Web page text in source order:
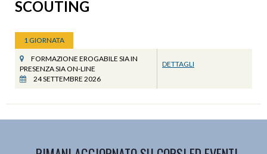
SCOUTING
1 GIORNATA
FORMAZIONE EROGABILE SIA IN
PRESENZA SIA ON-LINE
24 SETTEMBRE 2026
DETTAGLI